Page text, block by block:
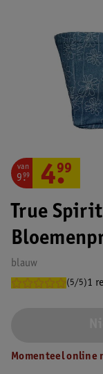
True
blauw
(5/5)1
van
9.
99 4.
99
Momenteel online